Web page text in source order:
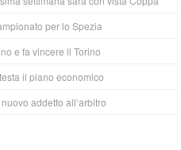
per lo Spezia
e fa vincere il Torino
il piano economico
addetto all’arbitro